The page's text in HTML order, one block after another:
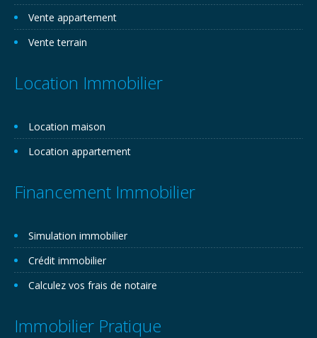
Vente appartement
Vente terrain
Location Immobilier
Location maison
Location appartement
Financement Immobilier
Simulation immobilier
Crédit immobilier
Calculez vos frais de notaire
Immobilier Pratique